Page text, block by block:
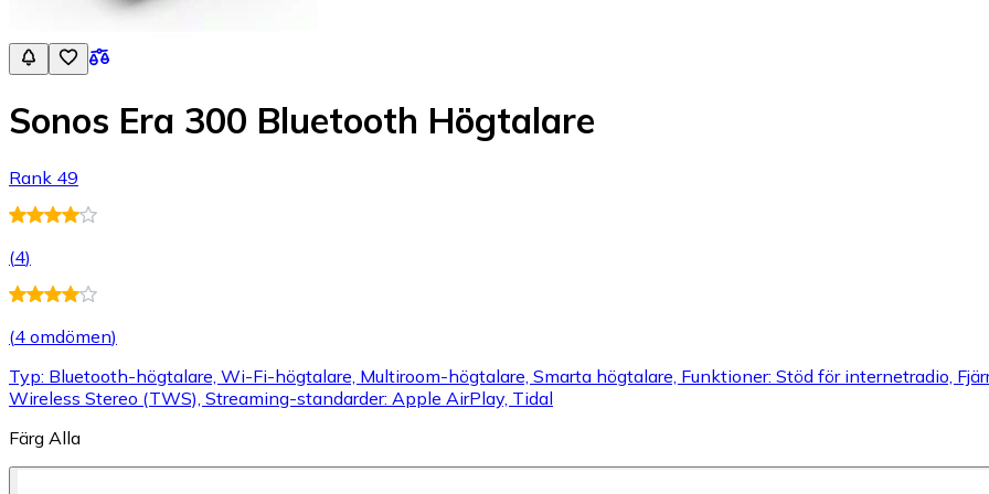
Sonos Era 300 Bluetooth Högtalare
Rank 49
(4)
(4 omdömen)
Typ: Bluetooth-högtalare, Wi-Fi-högtalare, Multiroom-högtalare, Smarta högtalare, Funktioner: Stöd för internetradio,
Wireless Stereo (TWS), Streaming-standarder: Apple AirPlay, Tidal
Färg Alla